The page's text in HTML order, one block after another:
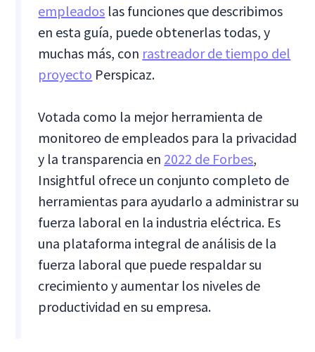
empleados las funciones que describimos
en esta guía, puede obtenerlas todas, y
muchas más, con rastreador de tiempo del
proyecto Perspicaz.
Votada como la mejor herramienta de
monitoreo de empleados para la privacidad
y la transparencia en 2022 de Forbes,
Insightful ofrece un conjunto completo de
herramientas para ayudarlo a administrar su
fuerza laboral en la industria eléctrica. Es
una plataforma integral de análisis de la
fuerza laboral que puede respaldar su
crecimiento y aumentar los niveles de
productividad en su empresa.